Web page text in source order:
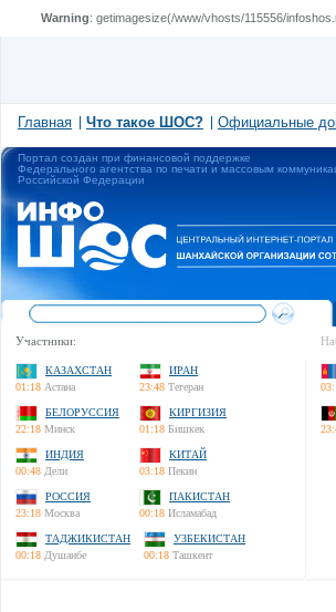
Warning: getimagesize(/www/vhosts/115556/
Главная Что такое ШОС? Официальные
Портал создан при финансовой поддержке
Федерального агентства по печати и массовым
Российской Федерации
Участники:
КАЗАХСТАН
01:18 Астана
ИРАН
23:48 Тегеран
БЕЛОРУССИЯ
22:18 Минск
КИРГИЗИЯ
01:18 Бишкек
ИНДИЯ
00:48 Дели
КИТАЙ
03:18 Пекин
РОССИЯ
23:18 Москва
ПАКИСТАН
00:18 Исламабад
ТАДЖИКИСТАН
00:18 Душанбе
УЗБЕКИСТАН
00:18 Ташкент